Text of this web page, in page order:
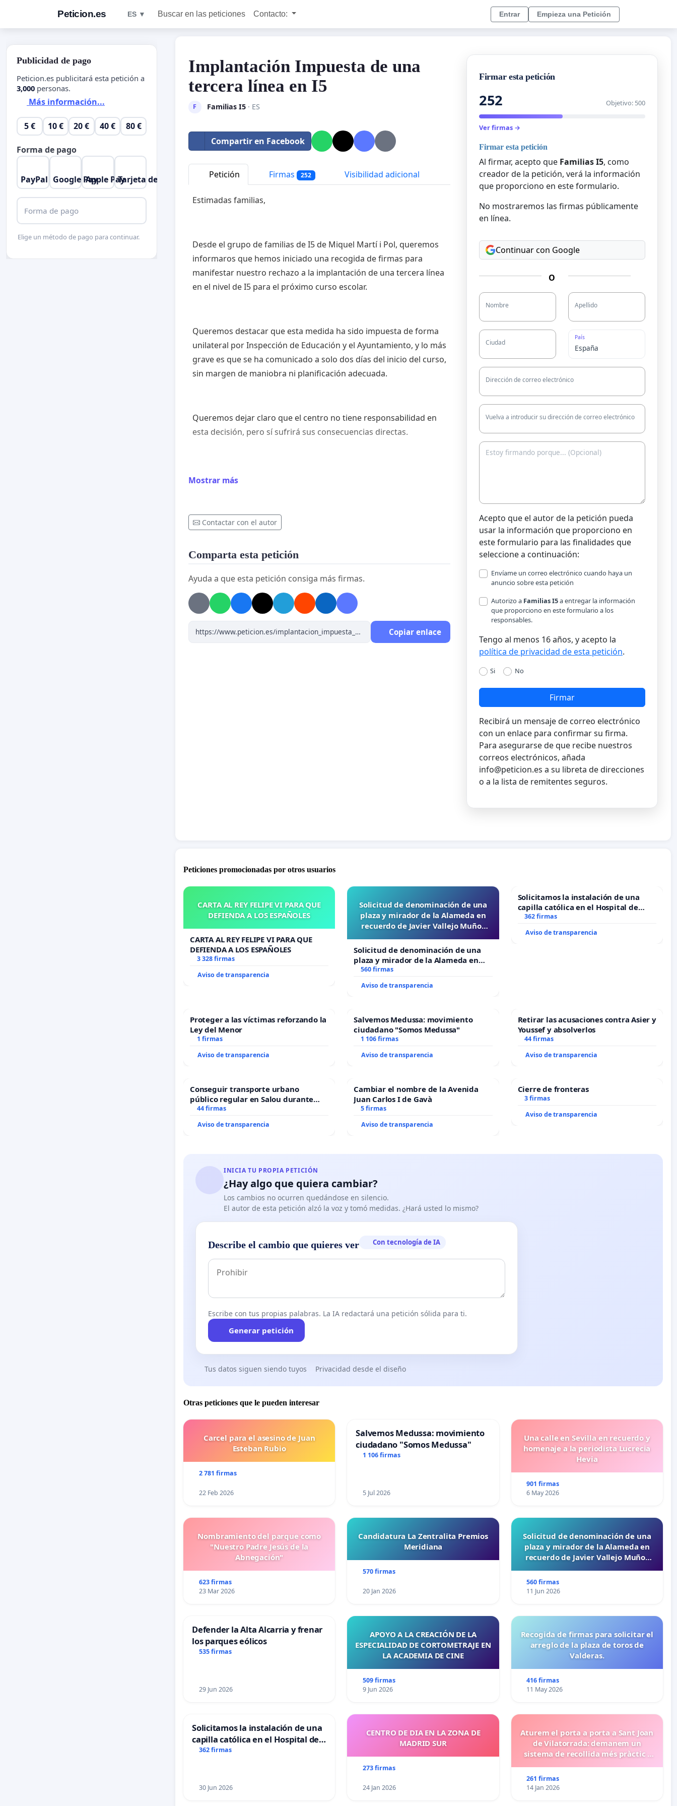
Peticion.es ES ▼ Buscar en las peticiones Contacto: Entrar Empieza una Petición
Implantación Impuesta de una
tercera línea en I5
F Familias I5· ES
Compartir en Facebook
Petición Firmas 252 Visibilidad adicional
Estimadas familias,
Desde el grupo de familias de I5 de Miquel Martí i Pol, queremos
informaros que hemos iniciado una recogida de firmas para
manifestar nuestro rechazo a la implantación de una tercera línea
en el nivel de I5 para el próximo curso escolar.
Queremos destacar que esta medida ha sido impuesta de forma
unilateral por Inspección de Educación y el Ayuntamiento, y lo más
grave es que se ha comunicado a solo dos días del inicio del curso,
sin margen de maniobra ni planificación adecuada.
Queremos dejar claro que el centro no tiene responsabilidad en
esta decisión, pero sí sufrirá sus consecuencias directas.
Consideramos que esta decisión perjudica seriamente el proyecto
No se garantiza la continuidad del proyecto pedagógico,
cuidadosamente desarrollado por el equipo docente.
Supone una pérdida de calidad educativa y de los ambientes de
aprendizaje que definen al centro.
agrava aún más la situación.
Además, Barberà del Vallès dispone de otros centros educativos
con infraestructuras adecuadas para acoger a más alumnado sin
comprometer la calidad educativa ni sobrecargar al personal.
Por todo esto, creemos urgente y necesario defender la calidad
del proyecto educativo del Miquel Martí i Pol y alzar nuestra voz
de manera conjunta como familias comprometidas.
Mostrar más
Contactar con el autor
Comparta esta petición
Ayuda a que esta petición consiga más firmas.
Copiar enlace
Firmar esta petición
252 Objetivo: 500
Ver firmas →
Firmar esta petición
Al firmar, acepto que Familias I5, como
creador de la petición, verá la información
que proporciono en este formulario.
No mostraremos las firmas públicamente
en línea.
Continuar con Google
O
Nombre Apellido
Ciudad
País
Dirección de correo electrónico
Vuelva a introducir su dirección de correo electrónico
Acepto que el autor de la petición pueda
usar la información que proporciono en
este formulario para las finalidades que
seleccione a continuación:
Envíame un correo electrónico cuando haya un
anuncio sobre esta petición
Autorizo a Familias I5a entregar la información
que proporciono en este formulario a los
responsables.
Tengo al menos 16 años, y acepto la
política de privacidad de esta petición.
Si No
Firmar
Recibirá un mensaje de correo electrónico
con un enlace para confirmar su firma.
Para asegurarse de que recibe nuestros
correos electrónicos, añada
info@peticion.es a su libreta de direcciones
o a la lista de remitentes seguros.
Peticiones promocionadas por otros usuarios
CARTA AL REY FELIPE VI PARA QUE
DEFIENDA A LOS ESPAÑOLES
CARTA AL REY FELIPE VI PARA QUE
DEFIENDA A LOS ESPAÑOLES
3 328 firmas
Aviso de transparencia
Solicitud de denominación de una
plaza y mirador de la Alameda en
recuerdo de Javier Vallejo Muñoz
Solicitud de denominación de una
plaza y mirador de la Alameda en
recuerdo de Javier Vallejo Muñoz
560 firmas
Aviso de transparencia
Solicitamos la instalación de una
capilla católica en el Hospital de
Alcañiz
362 firmas
Aviso de transparencia
Proteger a las víctimas reforzando la
Ley del Menor
1 firmas
Aviso de transparencia
Salvemos Medussa: movimiento
ciudadano "Somos Medussa"
1 106 firmas
Aviso de transparencia
Retirar las acusaciones contra Asier y
Youssef y absolverlos
44 firmas
Aviso de transparencia
Conseguir transporte urbano
público regular en Salou durante
todo el año
44 firmas
Aviso de transparencia
Cambiar el nombre de la Avenida
Juan Carlos I de Gavà
5 firmas
Aviso de transparencia
Cierre de fronteras
3 firmas
Aviso de transparencia
INICIA TU PROPIA PETICIÓN
¿Hay algo que quiera cambiar?
Los cambios no ocurren quedándose en silencio.
El autor de esta petición alzó la voz y tomó medidas. ¿Hará usted lo mismo?
Describe el cambio que quieres ver Con tecnología de IA
Escribe con tus propias palabras. La IA redactará una petición sólida para ti.
Generar petición
Tus datos siguen siendo tuyos Privacidad desde el diseño
Otras peticiones que le pueden interesar
Carcel para el asesino de Juan
Esteban Rubio
2 781 firmas
22 Feb 2026
Salvemos Medussa: movimiento
ciudadano "Somos Medussa"
1 106 firmas
5 Jul 2026
Una calle en Sevilla en recuerdo y
homenaje a la periodista Lucrecia
Hevia
901 firmas
6 May 2026
Nombramiento del parque como
"Nuestro Padre Jesús de la
Abnegación"
623 firmas
23 Mar 2026
Candidatura La Zentralita Premios
Meridiana
570 firmas
20 Jan 2026
Solicitud de denominación de una
plaza y mirador de la Alameda en
recuerdo de Javier Vallejo Muñoz
560 firmas
11 Jun 2026
Defender la Alta Alcarria y frenar
los parques eólicos
535 firmas
29 Jun 2026
APOYO A LA CREACIÓN DE LA
ESPECIALIDAD DE CORTOMETRAJE EN
LA ACADEMIA DE CINE
509 firmas
9 Jun 2026
Recogida de firmas para solicitar el
arreglo de la plaza de toros de
Valderas.
416 firmas
11 May 2026
Solicitamos la instalación de una
capilla católica en el Hospital de
Alcañiz
362 firmas
30 Jun 2026
CENTRO DE DIA EN LA ZONA DE
MADRID SUR
273 firmas
24 Jan 2026
Aturem el porta a porta a Sant Joan
de Vilatorrada: demanem un
sistema de recollida més pràctic i
261 firmas
14 Jan 2026
Publicidad de pago
Peticion.es publicitará esta petición a
3,000 personas.
Más información...
5 € 10 € 20 € 40 € 80 €
Forma de pago
PayPal Google PayApple PayTarjeta de crédito
Forma de pago
Elige un método de pago para continuar.